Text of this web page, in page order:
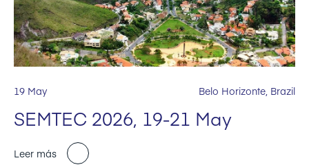
19 May Belo Horizonte, Brazil
SEMTEC 2026, 19-21 May
Leer más